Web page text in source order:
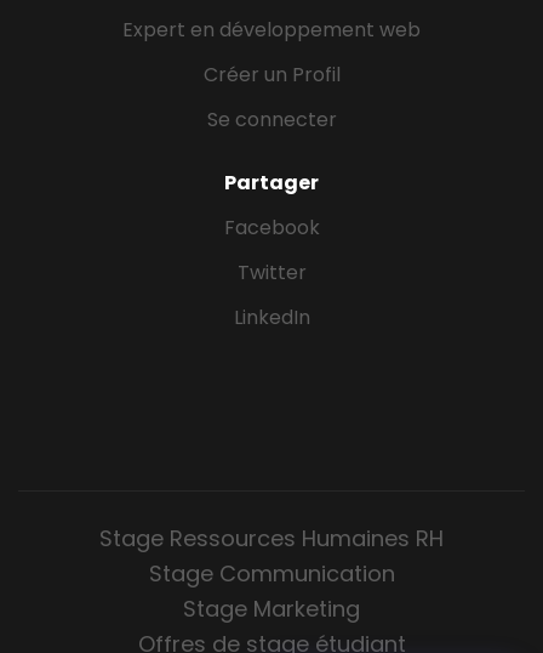
Expert en développement web
Créer un Profil
Se connecter
Partager
Facebook
Twitter
LinkedIn
Stage Ressources Humaines RH
Stage Communication
Stage Marketing
Offres de stage étudiant